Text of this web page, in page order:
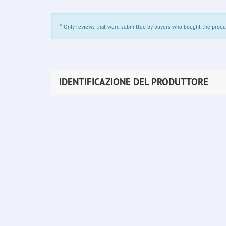
* Only reviews that were submitted by buyers who bought the
IDENTIFICAZIONE DEL PRODUTTORE